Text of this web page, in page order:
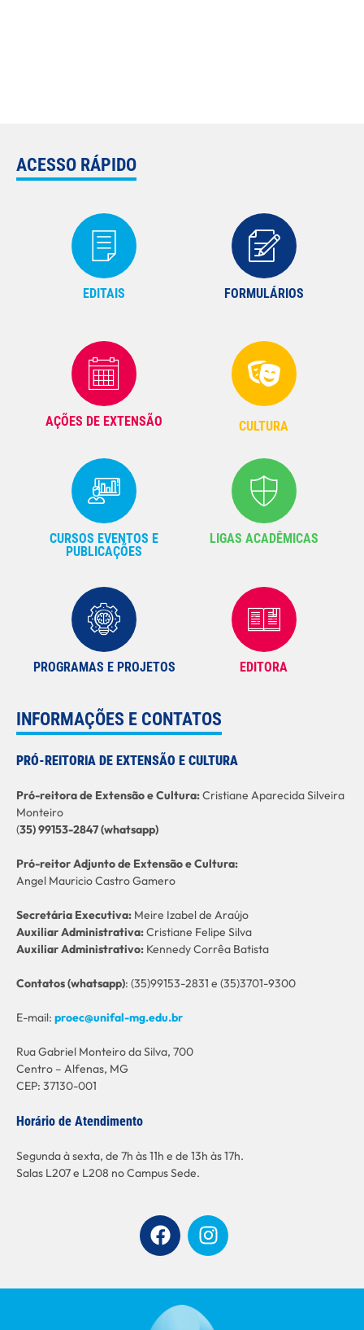
ACESSO RÁPIDO
EDITAIS FORMULÁRIOS
AÇÕES DE EXTENSÃO CULTURA
CURSOS EVENTOS E
PUBLICAÇÕES
LIGAS ACADÊMICAS
PROGRAMAS E PROJETOS EDITORA
INFORMAÇÕES E CONTATOS
PRÓ-REITORIA DE EXTENSÃO E CULTURA
Pró-reitora de Extensão e Cultura:Cristiane Aparecida Silveira
Monteiro
(35) 99153-2847 (whatsapp)
Pró-reitor Adjunto de Extensão e Cultura:
Angel Mauricio Castro Gamero
Secretária Executiva: Meire Izabel de Araújo
Auxiliar Administrativa:Cristiane Felipe Silva
Auxiliar Administrativo: Kennedy Corrêa Batista
Contatos (whatsapp): (35)99153-2831 e (35)3701-9300
E-mail: proec@unifal-mg.edu.br
Rua Gabriel Monteiro da Silva, 700
Centro – Alfenas, MG
CEP: 37130-001
Horário de Atendimento
Segunda à sexta, de 7h às 11h e de 13h às 17h.
Salas L207 e L208 no Campus Sede.